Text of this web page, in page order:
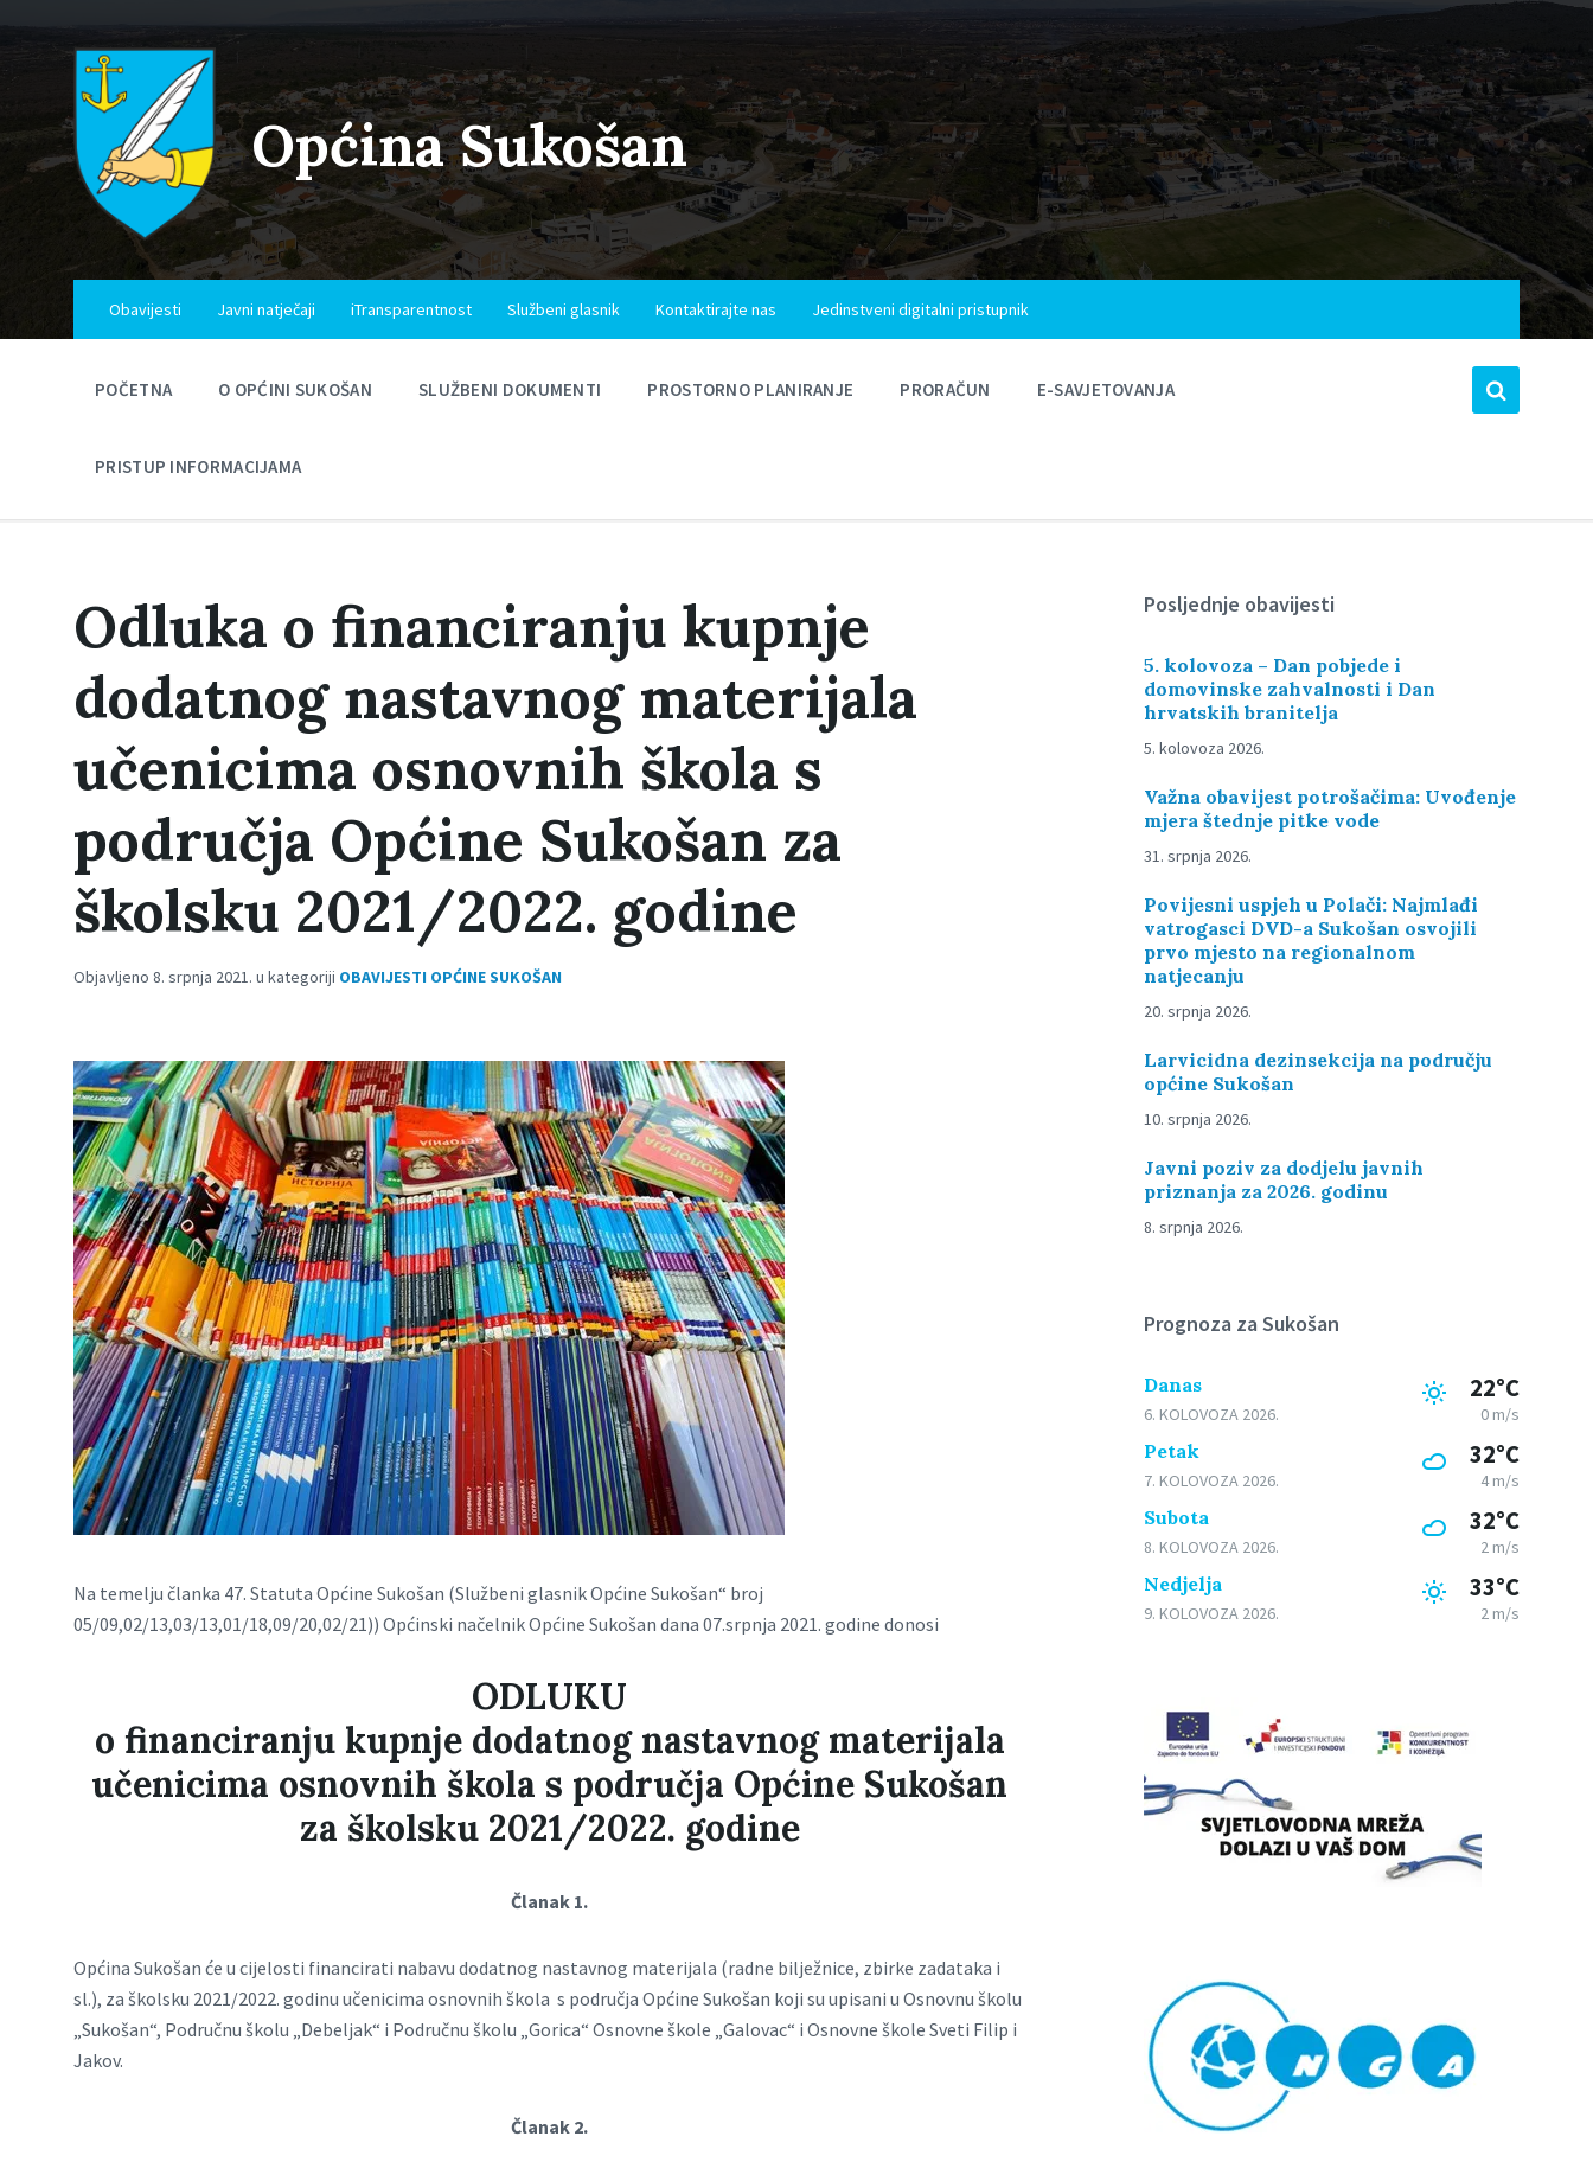
to
content
to
navigation
to
Općina Sukošan
Obavijesti Javni natječaji iTransparentnost Službeni glasnik Kontaktirajte nas Jedinstveni digitalni pristupnik
POČETNA O OPĆINI SUKOŠAN SLUŽBENI DOKUMENTI PROSTORNO PLANIRANJE PRORAČUN E-SAVJETOVANJA
PRISTUP INFORMACIJAMA
Odluka o financiranju kupnje
dodatnog nastavnog materijala
učenicima osnovnih škola s
područja Općine Sukošan za
školsku 2021/2022. godine
Objavljeno 8. srpnja 2021. u kategoriji OBAVIJESTI OPĆINE SUKOŠAN
Na temelju članka 47. Statuta Općine Sukošan (Službeni glasnik Općine Sukošan“ broj
05/09,02/13,03/13,01/18,09/20,02/21)) Općinski načelnik Općine Sukošan dana 07.srpnja 2021. godine donosi
ODLUKU
o financiranju kupnje dodatnog nastavnog materijala
učenicima osnovnih škola s područja Općine Sukošan
za školsku 2021/2022. godine
Članak 1.
Općina Sukošan će u cijelosti financirati nabavu dodatnog nastavnog materijala (radne bilježnice, zbirke zadataka i
sl.), za školsku 2021/2022. godinu učenicima osnovnih škola s područja Općine Sukošan koji su upisani u Osnovnu školu
„Sukošan“, Područnu školu „Debeljak“ i Područnu školu „Gorica“ Osnovne škole „Galovac“ i Osnovne škole Sveti Filip i
Jakov.
Članak 2.
Posljednje obavijesti
5. kolovoza – Dan pobjede i
domovinske zahvalnosti i Dan
hrvatskih branitelja
5. kolovoza 2026.
Važna obavijest potrošačima: Uvođenje
mjera štednje pitke vode
31. srpnja 2026.
Povijesni uspjeh u Polači: Najmlađi
vatrogasci DVD-a Sukošan osvojili
prvo mjesto na regionalnom
natjecanju
20. srpnja 2026.
Larvicidna dezinsekcija na području
općine Sukošan
10. srpnja 2026.
Javni poziv za dodjelu javnih
priznanja za 2026. godinu
8. srpnja 2026.
Prognoza za Sukošan
Danas
6. KOLOVOZA 2026.
22°C
0 m/s
Petak
7. KOLOVOZA 2026.
32°C
4 m/s
Subota
8. KOLOVOZA 2026.
32°C
2 m/s
Nedjelja
9. KOLOVOZA 2026.
33°C
2 m/s